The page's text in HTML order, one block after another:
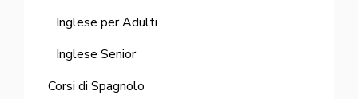
Inglese per Adulti
Inglese Senior
Corsi di Spagnolo